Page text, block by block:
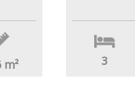
m² 3